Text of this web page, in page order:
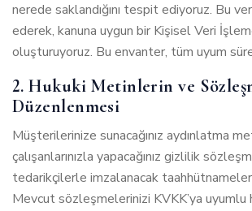
nerede saklandığını tespit ediyoruz. Bu
ederek, kanuna uygun bir Kişisel Veri
oluşturuyoruz. Bu envanter, tüm uyum
2. Hukuki Metinlerin ve
Düzenlenmesi
Müşterilerinize sunacağınız aydınlatma
çalışanlarınızla yapacağınız gizlilik
tedarikçilerle imzalanacak taahhütnameleri
Mevcut sözleşmelerinizi KVKK’ya